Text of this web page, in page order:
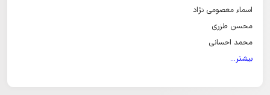
اسماء معصومی نژاد
محسن طزری
محمد احسانی
بیشتر...